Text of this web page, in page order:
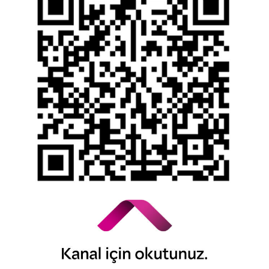
Bilgi Toplumu Hizmetleri
Kişisel Verilerin Korunması
YTM - Zamanaşımına Uğrayacak Emanet ve
Alacaklar
Kamuyu Aydınlatma Esaslarına İlişkin Duyuru